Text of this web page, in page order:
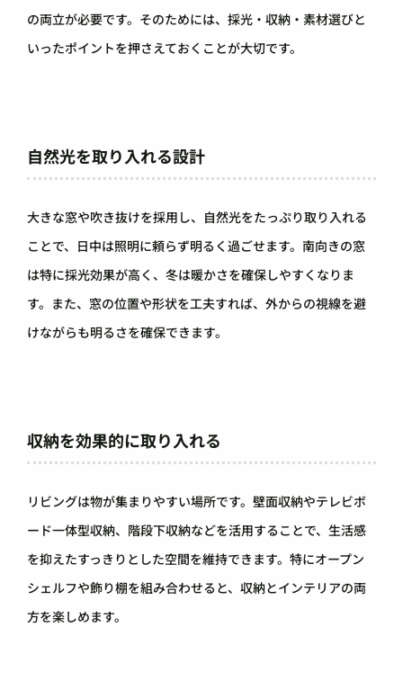
の両立が必要です。そのためには、採光・収納・素材選びと
いったポイントを押さえておくことが大切です。
自然光を取り入れる設計
大きな窓や吹き抜けを採用し、自然光をたっぷり取り入れる
ことで、日中は照明に頼らず明るく過ごせます。南向きの窓
は特に採光効果が高く、冬は暖かさを確保しやすくなりま
す。また、窓の位置や形状を工夫すれば、外からの視線を避
けながらも明るさを確保できます。
収納を効果的に取り入れる
リビングは物が集まりやすい場所です。壁面収納やテレビボ
ード一体型収納、階段下収納などを活用することで、生活感
を抑えたすっきりとした空間を維持できます。特にオープン
シェルフや飾り棚を組み合わせると、収納とインテリアの両
方を楽しめます。